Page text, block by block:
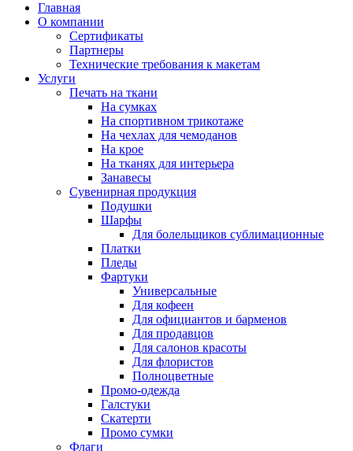
Главная
О компании
Сертификаты
Партнеры
Технические требования к макетам
Услуги
Печать на ткани
На сумках
На спортивном трикотаже
На чехлах для чемоданов
На крое
На тканях для интерьера
Занавесы
Сувенирная продукция
Подушки
Шарфы
Для болельщиков сублимационные
Платки
Пледы
Фартуки
Универсальные
Для кофеен
Для официантов и барменов
Для продавцов
Для салонов красоты
Для флористов
Полноцветные
Промо-одежда
Галстуки
Скатерти
Промо сумки
Флаги